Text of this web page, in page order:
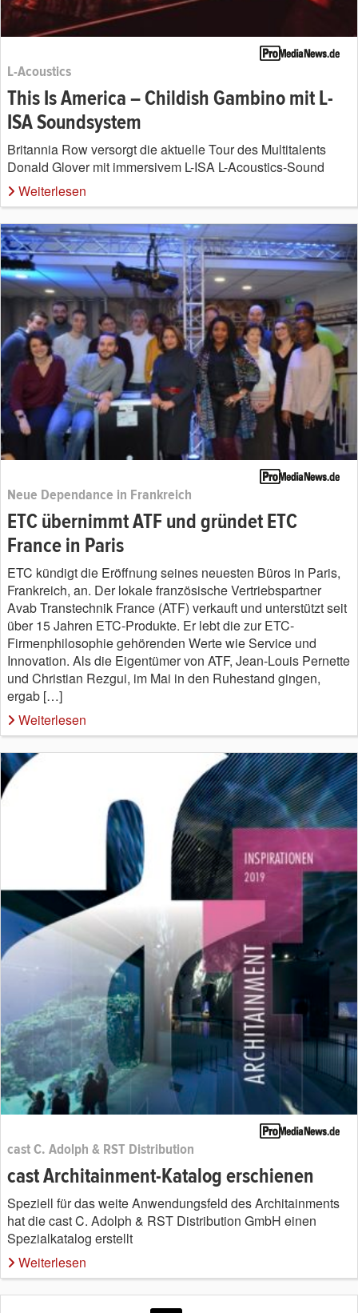
L-Acoustics
This Is America – Childish Gambino mit L-
ISA Soundsystem
Britannia Row versorgt die aktuelle Tour des Multitalents
Donald Glover mit immersivem L-ISA L-Acoustics-Sound
Weiterlesen
Neue Dependance in Frankreich
ETC übernimmt ATF und gründet ETC
France in Paris
ETC kündigt die Eröffnung seines neuesten Büros in Paris,
Frankreich, an. Der lokale französische Vertriebspartner
Avab Transtechnik France (ATF) verkauft und unterstützt seit
über 15 Jahren ETC-Produkte. Er lebt die zur ETC-
Firmenphilosophie gehörenden Werte wie Service und
Innovation. Als die Eigentümer von ATF, Jean-Louis Pernette
und Christian Rezgui, im Mai in den Ruhestand gingen,
ergab […]
Weiterlesen
cast C. Adolph & RST Distribution
cast Architainment-Katalog erschienen
Speziell für das weite Anwendungsfeld des Architainments
hat die cast C. Adolph & RST Distribution GmbH einen
Spezialkatalog erstellt
Weiterlesen